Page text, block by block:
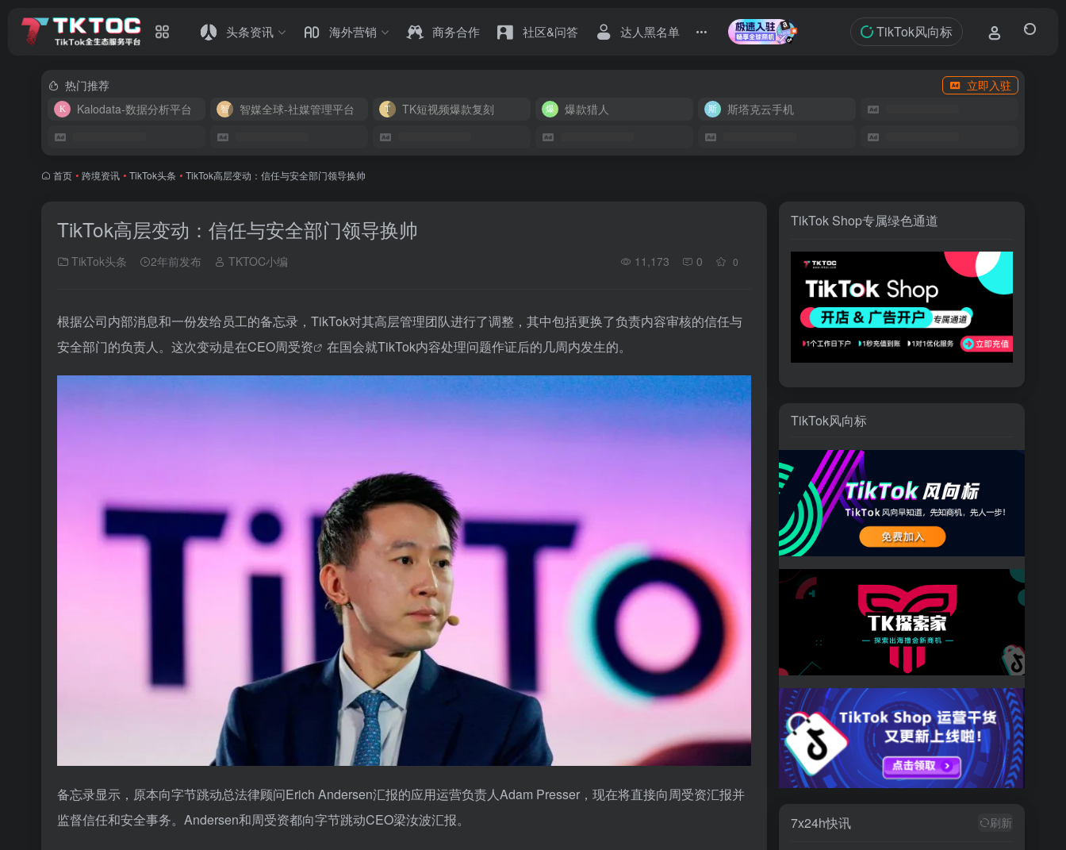
头条资讯 海外营销 商务合作 社区&问答 达人黑名单 TikTok风向标
热门推荐
立即入驻
Kalodata-数据分析平台
智媒全球-社媒管理平台 TK短视频爆款复刻 爆款猎人 斯塔克云手机
首页 • 跨境资讯 • TikTok头条 • TikTok高层变动：信任与安全部门领导换帅
TikTok高层变动：信任与安全部门领导换帅
TikTok头条 2年前发布 TKTOC小编 11,173 0 0
根据公司内部消息和一份发给员工的备忘录，TikTok对其高层管理团队进行了调整，其中包括更换了负责内容审核的信任与
安全部门的负责人。这次变动是在CEO周受资 在国会就TikTok内容处理问题作证后的几周内发生的。
备忘录显示，原本向字节跳动总法律顾问Erich Andersen汇报的应用运营负责人Adam Presser，现在将直接向周受资汇报并
监督信任和安全事务。Andersen和周受资都向字节跳动CEO梁汝波汇报。
TikTok Shop专属绿色通道
TikTok风向标
7x24h快讯 刷新